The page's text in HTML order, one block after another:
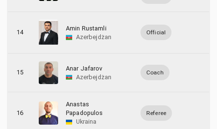
14
Amin Rustamli
Azerbejdżan
Official
15
Anar Jafarov
Azerbejdżan
Coach
16
Anastas
Papadopulos
Ukraina
Referee